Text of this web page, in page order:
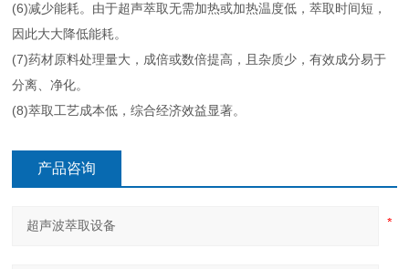
(6)减少能耗。由于超声萃取无需加热或加热温度低，萃取时间短，
因此大大降低能耗。
(7)药材原料处理量大，成倍或数倍提高，且杂质少，有效成分易于
分离、净化。
(8)萃取工艺成本低，综合经济效益显著。
产品咨询